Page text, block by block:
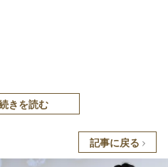
きを読む
記事に戻る